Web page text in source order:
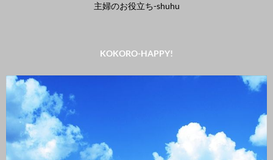
主婦のお役立ち-shuhu
KOKORO-HAPPY!